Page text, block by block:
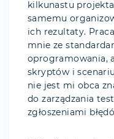
kilkunastu
samemu
ich rezultaty.
mnie ze
oprogramowania,
skryptów i
nie jest mi obca
do zarządzania
zgłoszeniami